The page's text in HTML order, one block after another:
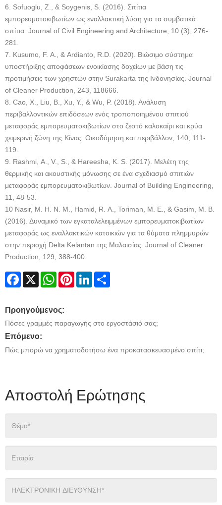
6. Sofuoglu, Ζ., & Soygenis, S. (2016). Σπίτια
εμπορευματοκιβωτίων ως εναλλακτική λύση για τα συμβατικά
σπίτια. Journal of Civil Engineering and Architecture, 10 (3), 276-
281.
7. Kusumo, F. Α., & Ardianto, R.D. (2020). Βιώσιμο σύστημα
υποστήριξης αποφάσεων ενοικίασης δοχείων με βάση τις
προτιμήσεις των χρηστών στην Surakarta της Ινδονησίας. Journal
of Cleaner Production, 243, 118666.
8. Cao, Χ., Liu, Β., Xu, Υ., & Wu, Ρ. (2018). Ανάλυση
περιβαλλοντικών επιδόσεων ενός τροποποιημένου σπιτιού
μεταφοράς εμπορευματοκιβωτίων στο ζεστό καλοκαίρι και κρύα
χειμερινή ζώνη της Κίνας. Οικοδόμηση και περιβάλλον, 140, 111-
119.
9. Rashmi, Α., V., S., & Hareesha, Κ. S. (2017). Μελέτη της
θερμικής και ακουστικής μόνωσης σε ένα σχεδιασμό σπιτιών
μεταφοράς εμπορευματοκιβωτίων. Journal of Building Engineering,
11, 48-53.
10 Nasir, Μ. Η. Ν. Μ., Hamid, R. Α., Toriman, Μ. Ε., & Gasim, Μ. Β.
(2016). Δυναμικό των εγκαταλελειμμένων εμπορευματοκιβωτίων
μεταφοράς ως εναλλακτικών κατοικιών για τα θύματα πλημμυρών
στην περιοχή Delta Kelantan της Μαλαισίας. Journal of Cleaner
Production, 129, 388-400.
Facebook
X WhatsAppPinterestLinkedIn
Προηγούμενος:
Πόσες γραμμές παραγωγής στο εργοστάσιό σας;
Επόμενο:
Πώς μπορώ να χρηματοδοτήσω ένα προκατασκευασμένο σπίτι;
Αποστολή Ερώτησης